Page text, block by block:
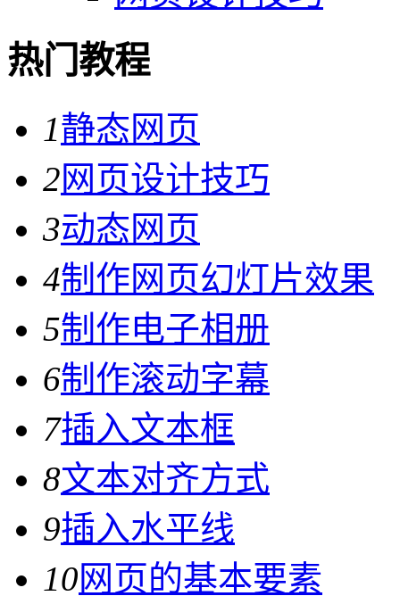
热门教程
1静态网页
2网页设计技巧
3动态网页
4制作网页幻灯片效果
5制作电子相册
6制作滚动字幕
7插入文本框
8文本对齐方式
9插入水平线
10网页的基本要素